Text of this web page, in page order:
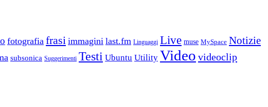
fotografia frasi immagini last.fm Linguaggi Live muse MySpace Notizie
subsonica Suggerimenti Testi Ubuntu Utility Video videoclip